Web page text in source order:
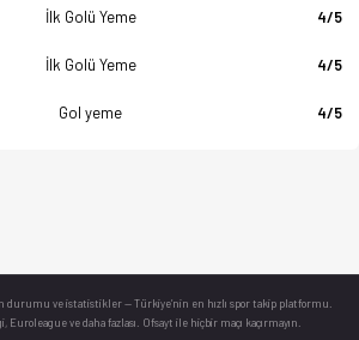
İlk Golü Yeme 4/5
İlk Golü Yeme 4/5
Gol yeme 4/5
durumu ve istatistikler — Türkiye’nin en hızlı spor takip platformu.
ve daha fazlası. Ofsayt ile hiçbir maçı kaçırmayın.